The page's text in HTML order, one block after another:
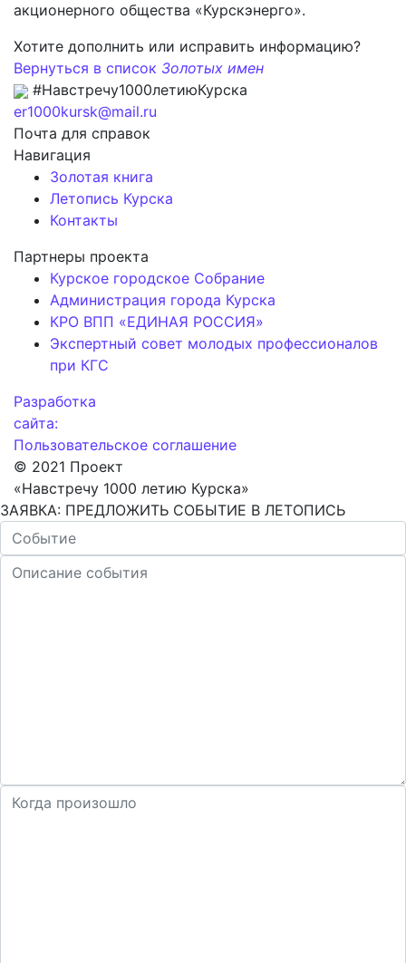
акционерного общества «Курскэнерго».
Хотите дополнить или исправить информацию?
Вернуться в список Золотых имен
#Навстречу1000летиюКурска
er1000kursk@mail.ru
Почта для справок
Навигация
Золотая книга
Летопись Курска
Контакты
Партнеры проекта
Курское городское Собрание
Администрация города Курска
КРО ВПП «ЕДИНАЯ РОССИЯ»
Экспертный совет молодых профессионалов
при КГС
Разработка
сайта:
Пользовательское соглашение
© 2021 Проект
«Навстречу 1000 летию Курска»
ЗАЯВКА: ПРЕДЛОЖИТЬ СОБЫТИЕ В ЛЕТОПИСЬ